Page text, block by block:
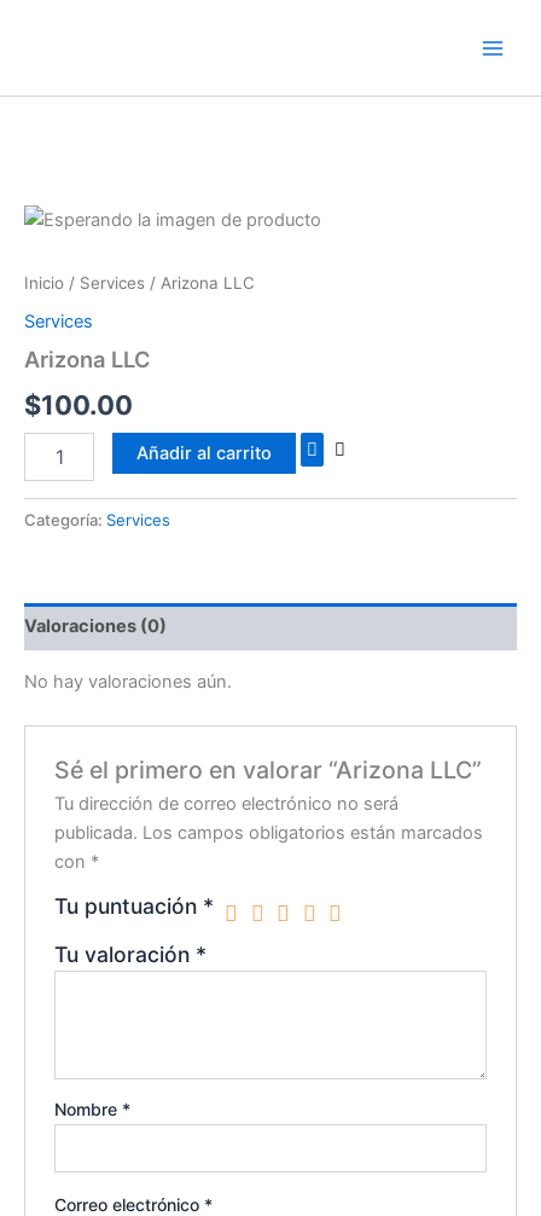
Inicio / Services / Arizona LLC
Services
Arizona LLC
$100.00
Arizona
Añadir al carrito
Categoría: Services
Valoraciones (0)
No hay valoraciones aún.
Sé el primero en valorar “Arizona LLC”
Tu dirección de correo electrónico no será
publicada. Los campos obligatorios están marcados
con *
Tu puntuación *
Tu valoración *
Nombre *
Correo electrónico *